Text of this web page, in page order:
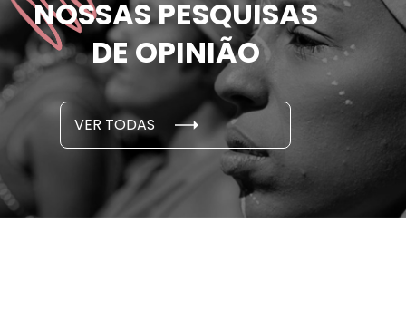
NOSSAS PESQUISAS
DE OPINIÃO
VER TODAS
ameaçadas de
por parceiro ou ex;
em cada 6 já sofreu
E PESQUISAS
novembro, 2021
sofreram
seus
cidade